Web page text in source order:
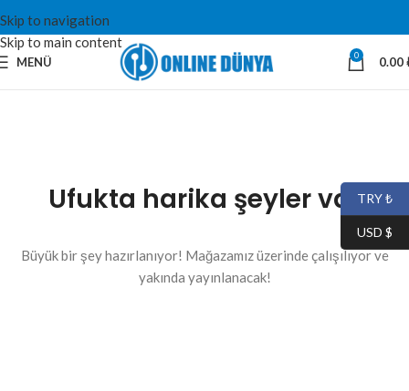
Skip to navigation
Skip to main content
MENÜ 0 0.00
Ufukta harika şeyler var
Büyük bir şey hazırlanıyor! Mağazamız üzerinde çalışılıyor ve
yakında yayınlanacak!
TRY ₺
USD $